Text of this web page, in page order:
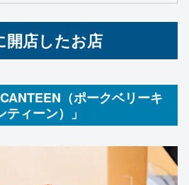
開店したお店
（ポークベリーキ
ティーン）」